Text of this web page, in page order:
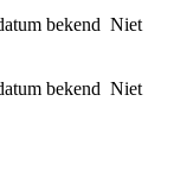
bekend Niet
bekend Niet